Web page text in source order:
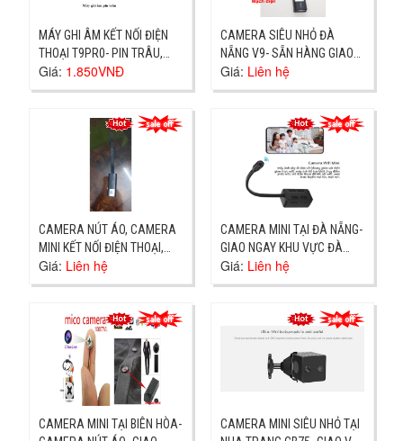
MÁY GHI ÂM KẾT NỐI ĐIỆN
THOẠI T9PR0- PIN TRÂU,
GHI ÂM XA-GIAO NHANH
Giá: 1.850VNĐ
CAMERA SIÊU NHỎ ĐÀ
NẴNG V9- SẴN HÀNG GIAO
NGAY
Giá: Liên hệ
CAMERA NÚT ÁO, CAMERA
MINI KẾT NỐI ĐIỆN THOẠI,
CỬA HÀNG TẠI TÂN VẠN
Giá: Liên hệ
CAMERA MINI TẠI ĐÀ NẴNG-
GIAO NGAY KHU VỰC ĐÀ
NẴNG
Giá: Liên hệ
CAMERA MINI TẠI BIÊN HÒA-
CAMERA MINI SIÊU NHỎ TẠI